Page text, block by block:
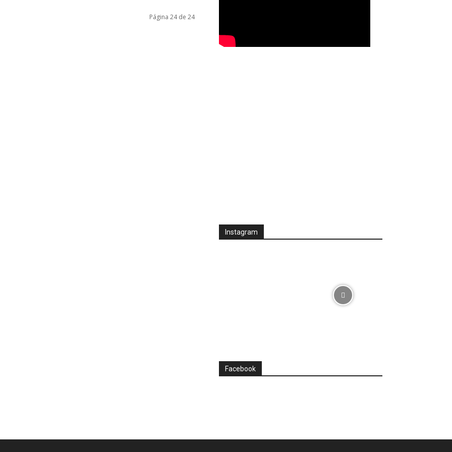
Página 24 de 24
Instagram
Facebook